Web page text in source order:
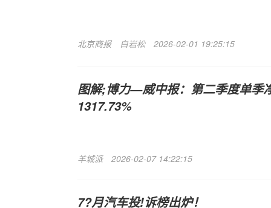
北京商报 白岩松 2026-02-01 19:25:15
图解;博力—威中报：第二季度单季
1317.73%
羊城派 2026-02-07 14:22:15
7?月汽车投!诉榜出炉！